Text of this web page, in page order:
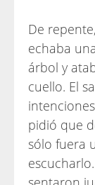
De
echaba
árbol y
cuello. El
pidió que
sólo fuera